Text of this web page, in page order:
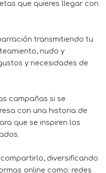
que quieres llegar con
transmitiendo tu
nudo y
y necesidades de
campañas si se
con una historia de
que se inspiren los
diversificando
online como: redes